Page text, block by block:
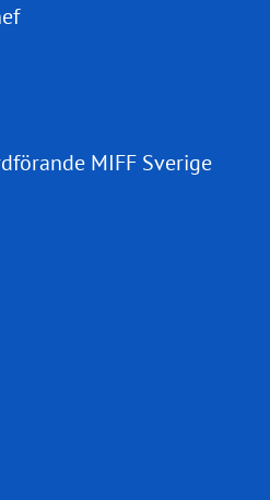
MIFF Sverige